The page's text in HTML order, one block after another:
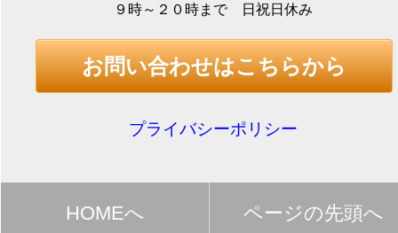
９時～２０時まで 日祝日休み
お問い合わせはこちらから
プライバシーポリシー
HOMEへ ページの先頭へ